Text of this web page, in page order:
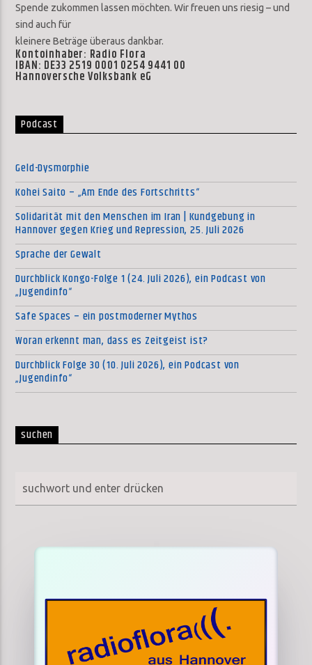
Spende zukommen lassen möchten. Wir freuen uns riesig – und
sind auch für
kleinere Beträge überaus dankbar.
Kontoinhaber: Radio Flora
IBAN: DE33 2519 0001 0254 9441 00
Hannoversche Volksbank eG
Podcast
Geld-Dysmorphie
Kohei Saito – „Am Ende des Fortschritts“
Solidarität mit den Menschen im Iran | Kundgebung in
Hannover gegen Krieg und Repression, 25. Juli 2026
Sprache der Gewalt
Durchblick Kongo-Folge 1 (24. Juli 2026), ein Podcast von
„Jugendinfo“
Safe Spaces – ein postmoderner Mythos
Woran erkennt man, dass es Zeitgeist ist?
Durchblick Folge 30 (10. Juli 2026), ein Podcast von
„Jugendinfo“
suchen